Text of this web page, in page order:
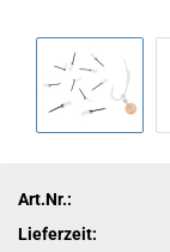
Art.Nr.:
Lieferzeit: